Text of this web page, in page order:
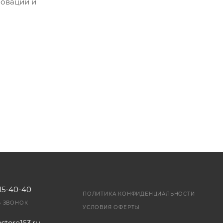
40-40
ЗВОНОК
ПОЛИТИКА КОНФИДЕНЦИАЛЬНОСТИ
УСЛОВИЯ ОФЕРТЫ